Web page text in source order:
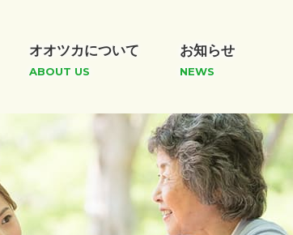
オオツカについて
ABOUT US
お知らせ
NEWS